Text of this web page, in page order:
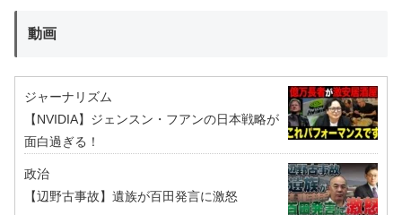
動画
ジャーナリズム
【NVIDIA】ジェンスン・フアンの日本戦略が
面白過ぎる！
政治
【辺野古事故】遺族が百田発言に激怒